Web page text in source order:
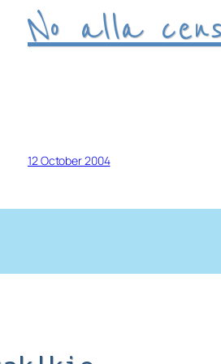
No alla
12 October 2004